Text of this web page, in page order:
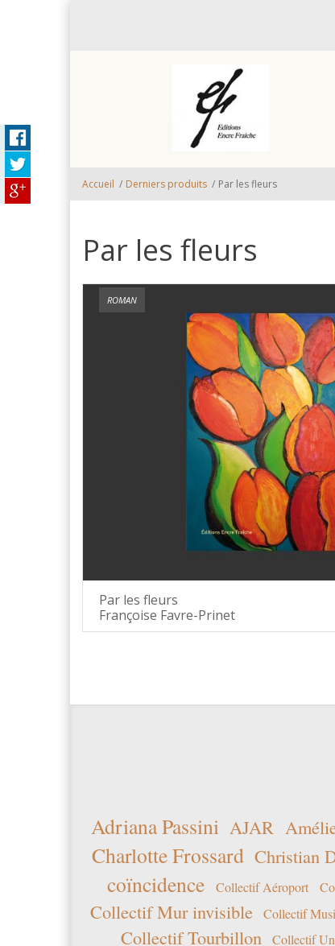
Accueil / Derniers produits / Par les fleurs
Par les fleurs
ROMAN
Par les fleurs
Françoise Favre-Prinet
Adriana Passini AJAR
Charlotte Frossard Christian
coïncidence
Collectif Aéroport
Collectif Mur invisible Collectif
Collectif Tourbillon
Collectif